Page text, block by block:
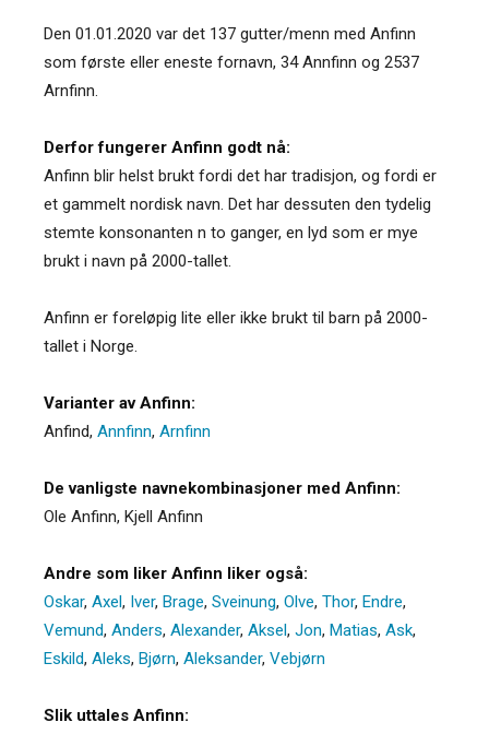
Den 01.01.2020 var det 137 gutter/menn med Anfinn
som første eller eneste fornavn, 34 Annfinn og 2537
Arnfinn.
Derfor fungerer Anfinn godt nå:
Anfinn blir helst brukt fordi det har tradisjon, og fordi er
et gammelt nordisk navn. Det har dessuten den tydelig
stemte konsonanten n to ganger, en lyd som er mye
brukt i navn på 2000-tallet.
Anfinn er foreløpig lite eller ikke brukt til barn på 2000-
tallet i Norge.
Varianter av Anfinn:
Anfind, Annfinn, Arnfinn
De vanligste navnekombinasjoner med Anfinn:
Ole Anfinn, Kjell Anfinn
Andre som liker Anfinn liker også:
Oskar, Axel, Iver, Brage, Sveinung, Olve, Thor, Endre,
Vemund, Anders, Alexander, Aksel, Jon, Matias, Ask,
Eskild, Aleks, Bjørn, Aleksander, Vebjørn
Slik uttales Anfinn: